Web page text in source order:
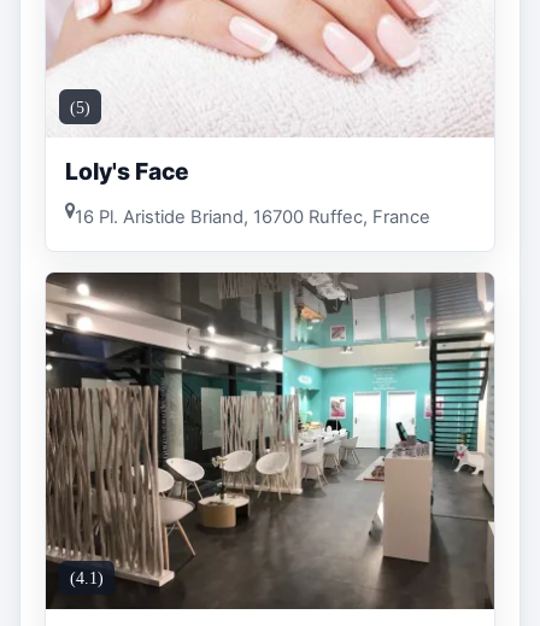
(5)
Loly's Face
16 Pl. Aristide Briand, 16700 Ruffec, France
(4.1)